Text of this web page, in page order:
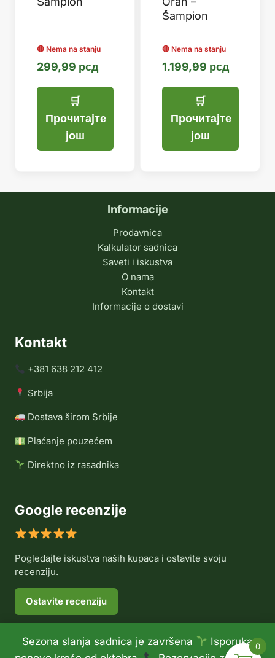
Sezona slanja sadnica je završena
Isporuka
299,99 рсд
Прочитајте
још
Šampion
1.199,99 рсд
Прочитајте
још
Informacije
Prodavnica
Kalkulator sadnica
Saveti i iskustva
O nama
Kontakt
Informacije o dostavi
Kontakt
+381 638 212 412
Srbija
Dostava širom Srbije
Plaćanje pouzećem
Direktno iz rasadnika
Google recenzije
Pogledajte iskustva naših kupaca i ostavite svoju
recenziju.
Ostavite recenziju
0